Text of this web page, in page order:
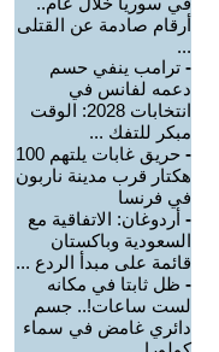
أرقام صادمة عن القتلى
...
- ترامب ينفي حسم
دعمه لفانس في
انتخابات 2028: الوقت
مبكر للتفك ...
-
حريق غابات يلتهم 100
هكتار قرب مدينة ناربون
في فرنسا
- أردوغان: الاتفاقية مع
السعودية وباكستان
قائمة على مبدأ الردع ...
- ظل ثابتا في مكانه
لست ساعات!.. جسم
دائري غامض في سماء